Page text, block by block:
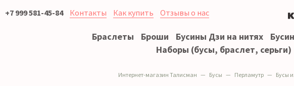
+7 999 581-45-84 Контакты Как купить Отзывы о нас
Браслеты Броши Бусины Дзи на нитях
Наборы (бусы, браслет, серьги)
Интернет-магазин Талисман Бусы Перламутр Бусы из